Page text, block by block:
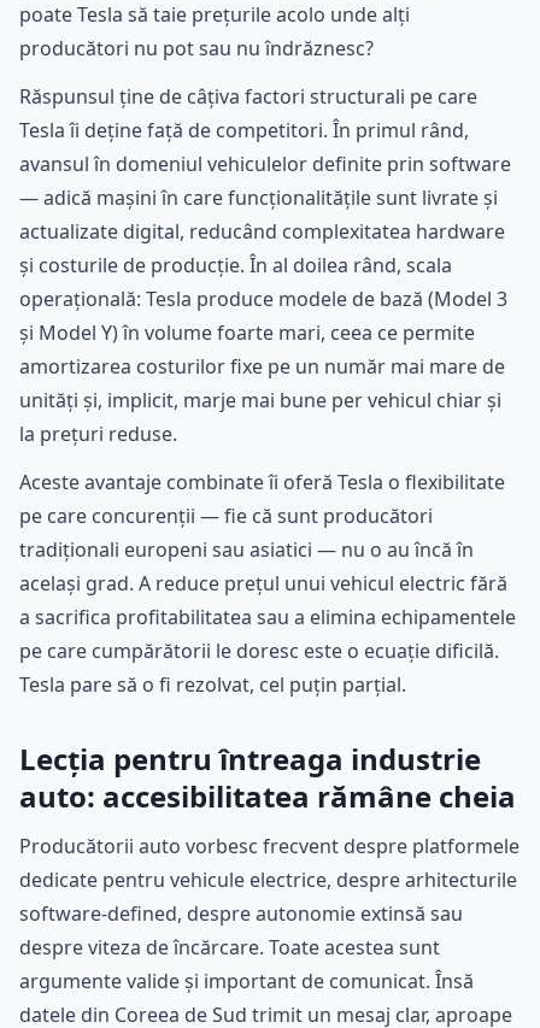
poate Tesla să taie prețurile acolo unde alți
producători nu pot sau nu îndrăznesc?
Răspunsul ține de câțiva factori structurali pe care
Tesla îi deține față de competitori. În primul rând,
avansul în domeniul vehiculelor definite prin software
— adică mașini în care funcționalitățile sunt livrate și
actualizate digital, reducând complexitatea hardware
și costurile de producție. În al doilea rând, scala
operațională: Tesla produce modele de bază (Model 3
și Model Y) în volume foarte mari, ceea ce permite
amortizarea costurilor fixe pe un număr mai mare de
unități și, implicit, marje mai bune per vehicul chiar și
la prețuri reduse.
Aceste avantaje combinate îi oferă Tesla o flexibilitate
pe care concurenții — fie că sunt producători
tradiționali europeni sau asiatici — nu o au încă în
același grad. A reduce prețul unui vehicul electric fără
a sacrifica profitabilitatea sau a elimina echipamentele
pe care cumpărătorii le doresc este o ecuație dificilă.
Tesla pare să o fi rezolvat, cel puțin parțial.
Lecția pentru întreaga industrie
auto: accesibilitatea rămâne cheia
Producătorii auto vorbesc frecvent despre platformele
dedicate pentru vehicule electrice, despre arhitecturile
software-defined, despre autonomie extinsă sau
despre viteza de încărcare. Toate acestea sunt
argumente valide și important de comunicat. Însă
datele din Coreea de Sud trimit un mesaj clar, aproape